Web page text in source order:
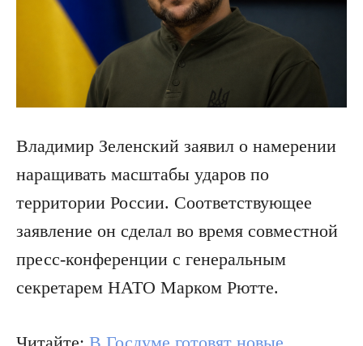
Владимир Зеленский заявил о намерении
наращивать масштабы ударов по
территории России. Соответствующее
заявление он сделал во время совместной
пресс-конференции с генеральным
секретарем НАТО Марком Рютте.